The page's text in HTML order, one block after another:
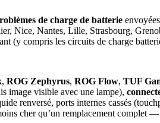
de charge de batterie
Nice, Nantes, Lille, Strasbourg,
(y compris les circuits de charge
, ROG Zephyrus, ROG Flow, TUF
image visible avec une lampe),
renversé, ports internes cassés
cher qu’un remplacement complet —